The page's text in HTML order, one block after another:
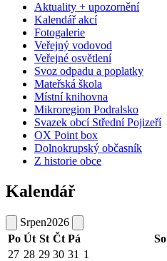
Aktuality + upozornění
Kalendář akcí
Fotogalerie
Veřejný vodovod
Veřejné osvětlení
Svoz odpadu a poplatky
Mateřská škola
Místní knihovna
Mikroregion Podralsko
Svazek obcí Střední Pojizeří
OX Point box
Dolnokrupský občasník
Z historie obce
Kalendář
Srpen2026
Po Út St Čt Pá So
27 28 29 30 31 1